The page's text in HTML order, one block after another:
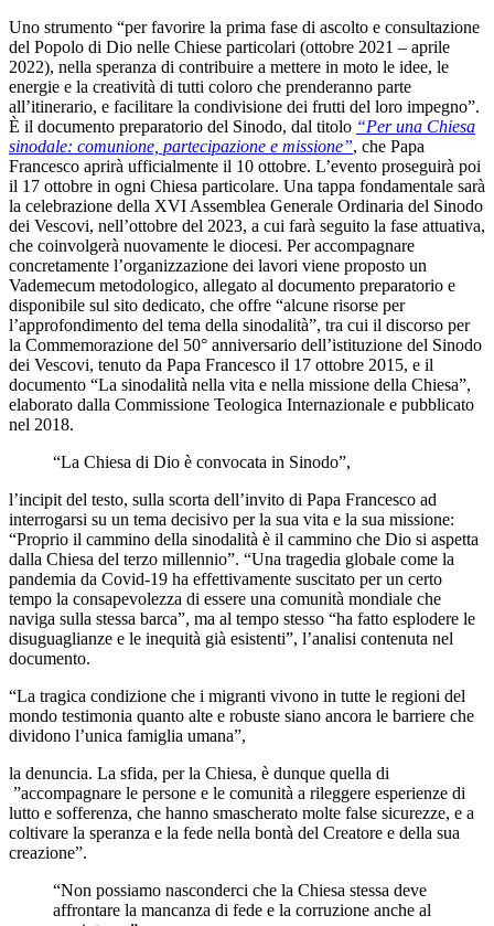
Uno strumento “per favorire la prima fase di ascolto e consultazione
del Popolo di Dio nelle Chiese particolari (ottobre 2021 – aprile
2022), nella speranza di contribuire a mettere in moto le idee, le
energie e la creatività di tutti coloro che prenderanno parte
all’itinerario, e facilitare la condivisione dei frutti del loro impegno”.
È il documento preparatorio del Sinodo, dal titolo “Per una Chiesa
sinodale: comunione, partecipazione e missione”, che Papa
Francesco aprirà ufficialmente il 10 ottobre. L’evento proseguirà poi
il 17 ottobre in ogni Chiesa particolare. Una tappa fondamentale sarà
la celebrazione della XVI Assemblea Generale Ordinaria del Sinodo
dei Vescovi, nell’ottobre del 2023, a cui farà seguito la fase attuativa,
che coinvolgerà nuovamente le diocesi. Per accompagnare
concretamente l’organizzazione dei lavori viene proposto un
Vademecum metodologico, allegato al documento preparatorio e
disponibile sul sito dedicato, che offre “alcune risorse per
l’approfondimento del tema della sinodalità”, tra cui il discorso per
la Commemorazione del 50° anniversario dell’istituzione del Sinodo
dei Vescovi, tenuto da Papa Francesco il 17 ottobre 2015, e il
documento “La sinodalità nella vita e nella missione della Chiesa”,
elaborato dalla Commissione Teologica Internazionale e pubblicato
nel 2018.
“La Chiesa di Dio è convocata in Sinodo”,
l’incipit del testo, sulla scorta dell’invito di Papa Francesco ad
interrogarsi su un tema decisivo per la sua vita e la sua missione:
“Proprio il cammino della sinodalità è il cammino che Dio si aspetta
dalla Chiesa del terzo millennio”. “Una tragedia globale come la
pandemia da Covid-19 ha effettivamente suscitato per un certo
tempo la consapevolezza di essere una comunità mondiale che
naviga sulla stessa barca”, ma al tempo stesso “ha fatto esplodere le
disuguaglianze e le inequità già esistenti”, l’analisi contenuta nel
documento.
“La tragica condizione che i migranti vivono in tutte le regioni del
mondo testimonia quanto alte e robuste siano ancora le barriere che
dividono l’unica famiglia umana”,
la denuncia. La sfida, per la Chiesa, è dunque quella di
”accompagnare le persone e le comunità a rileggere esperienze di
lutto e sofferenza, che hanno smascherato molte false sicurezze, e a
coltivare la speranza e la fede nella bontà del Creatore e della sua
creazione”.
“Non possiamo nasconderci che la Chiesa stessa deve
affrontare la mancanza di fede e la corruzione anche al